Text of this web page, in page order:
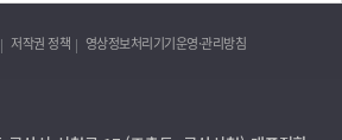
저작권 정책 영상정보처리기기운영·관리방침